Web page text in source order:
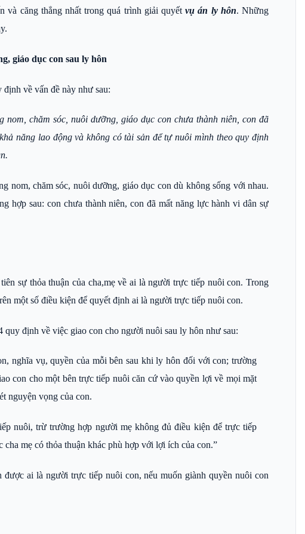
và căng thẳng nhất trong quá trình giải quyếtvụ án ly hôn. Những
giáo dục con sau ly hôn
định về vấn đề này như sau:
nom, chăm sóc, nuôi dưỡng, giáo dục con chưa thành niên, con đã
năng lao động và không có tài sản để tự nuôi mình theo quy định
nom, chăm sóc, nuôi dưỡng, giáo dục con dù không sống với nhau.
hợp sau: con chưa thành niên, con đã mất năng lực hành vi dân sự
sự thỏa thuận của cha,mẹ về ai là người trực tiếp nuôi con. Trong
một số điều kiện để quyết định ai là người trực tiếp nuôi con.
định về việc giao con cho người nuôi sau ly hôn như sau:
nghĩa vụ, quyền của mỗi bên sau khi ly hôn đối với con; trường
con cho một bên trực tiếp nuôi căn cứ vào quyền lợi về mọi mặt
nguyện vọng của con.
nuôi, trừ trường hợp người mẹ không đủ điều kiện để trực tiếp
mẹ có thỏa thuận khác phù hợp với lợi ích của con.”
ai là người trực tiếp nuôi con, nếu muốn giành quyền nuôi con